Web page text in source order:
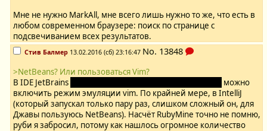
Мне не нужно MarkAll, мне всего лишь нужно то же, что есть в
любом современном браузере: поиск по странице с
подсвечиванием всех результатов.
Стив Балмер 13.02.2016 (сб) 23:16:47 No. 13848
>NetBeans? Или пользоваться Vim?
В IDE JetBrains
можно
включить режим эмуляции vim. По крайней мере, в IntelliJ
(который запускал только пару раз, слишком сложный он, для
Джавы пользуюсь NetBeans). Насчёт RubyMine точно не помню,
руби я забросил, потому как нашлось огромное количество